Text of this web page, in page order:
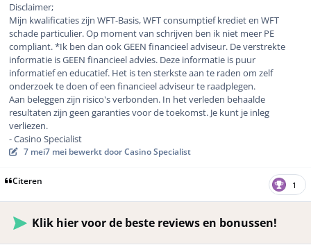
Disclaimer;
Mijn kwalificaties zijn WFT-Basis, WFT consumptief krediet en WFT
schade particulier. Op moment van schrijven ben ik niet meer PE
compliant. *Ik ben dan ook GEEN financieel adviseur. De verstrekte
informatie is GEEN financieel advies. Deze informatie is puur
informatief en educatief. Het is ten sterkste aan te raden om zelf
onderzoek te doen of een financieel adviseur te raadplegen.
Aan beleggen zijn risico's verbonden. In het verleden behaalde
resultaten zijn geen garanties voor de toekomst. Je kunt je inleg
verliezen.
- Casino Specialist
7 mei7 mei bewerkt door Casino Specialist
Citeren 1
Klik hier voor de beste reviews en bonussen!